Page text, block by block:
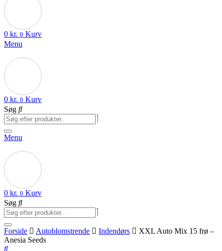
0 kr. 0 Kurv
Menu
0 kr. 0 Kurv
Søg
Menu
0 kr. 0 Kurv
Søg
Forside Autoblomstrende Indendørs
XXL Auto Mix 15 frø –
Anesia Seeds